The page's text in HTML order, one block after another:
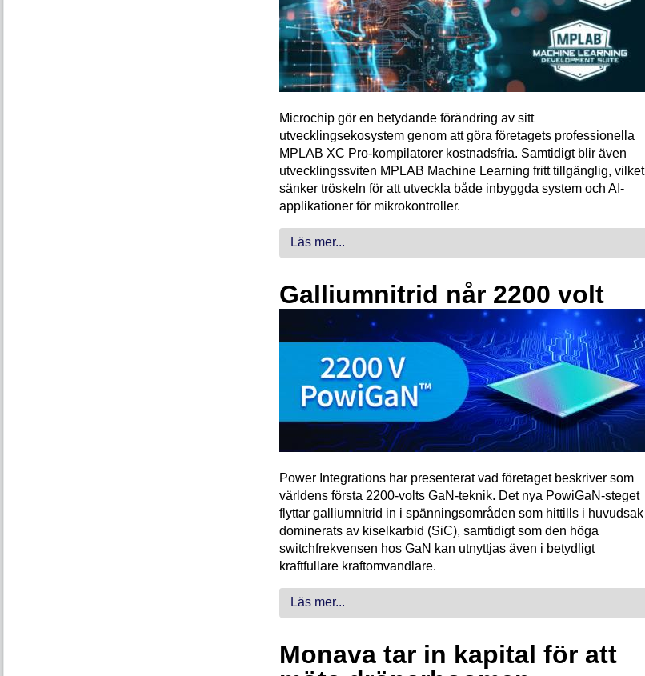
Microchip gör en betydande förändring av sitt
utvecklingsekosystem genom att göra företagets professionella
MPLAB XC Pro-kompilatorer kostnadsfria. Samtidigt blir även
utvecklingssviten MPLAB Machine Learning fritt tillgänglig, vilket
sänker tröskeln för att utveckla både inbyggda system och AI-
applikationer för mikrokontroller.
Läs mer...
Galliumnitrid når 2200 volt
Power Integrations har presenterat vad företaget beskriver som
världens första 2200-volts GaN-teknik. Det nya PowiGaN-steget
flyttar galliumnitrid in i spänningsområden som hittills i huvudsak
dominerats av kiselkarbid (SiC), samtidigt som den höga
switchfrekvensen hos GaN kan utnyttjas även i betydligt
kraftfullare kraftomvandlare.
Läs mer...
Monava tar in kapital för att